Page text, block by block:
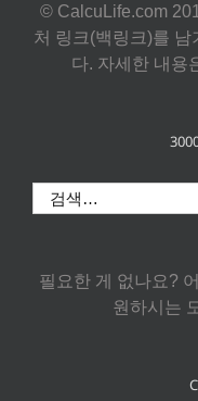
© CalcuLife.com
처 링크(백링크)를 남
다. 자세한 내용
색:
필요한 게 없나요?
원하시는